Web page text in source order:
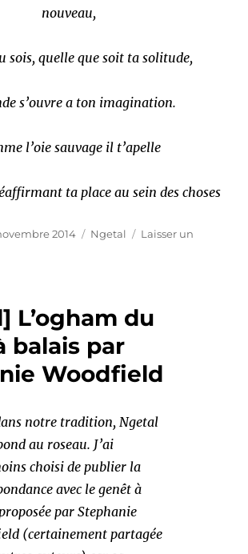
nouveau,
sois, quelle que soit ta solitude,
s’ouvre a ton imagination.
l’oie sauvage il t’apelle
ta place au sein des choses
2014 Catégories
Ngetal
Laisser un
»
L’ogham du
balais par
Woodfield
notre tradition, Ngetal
au roseau. J’ai
choisi de publier la
avec le genêt à
par Stephanie
(certainement partagée